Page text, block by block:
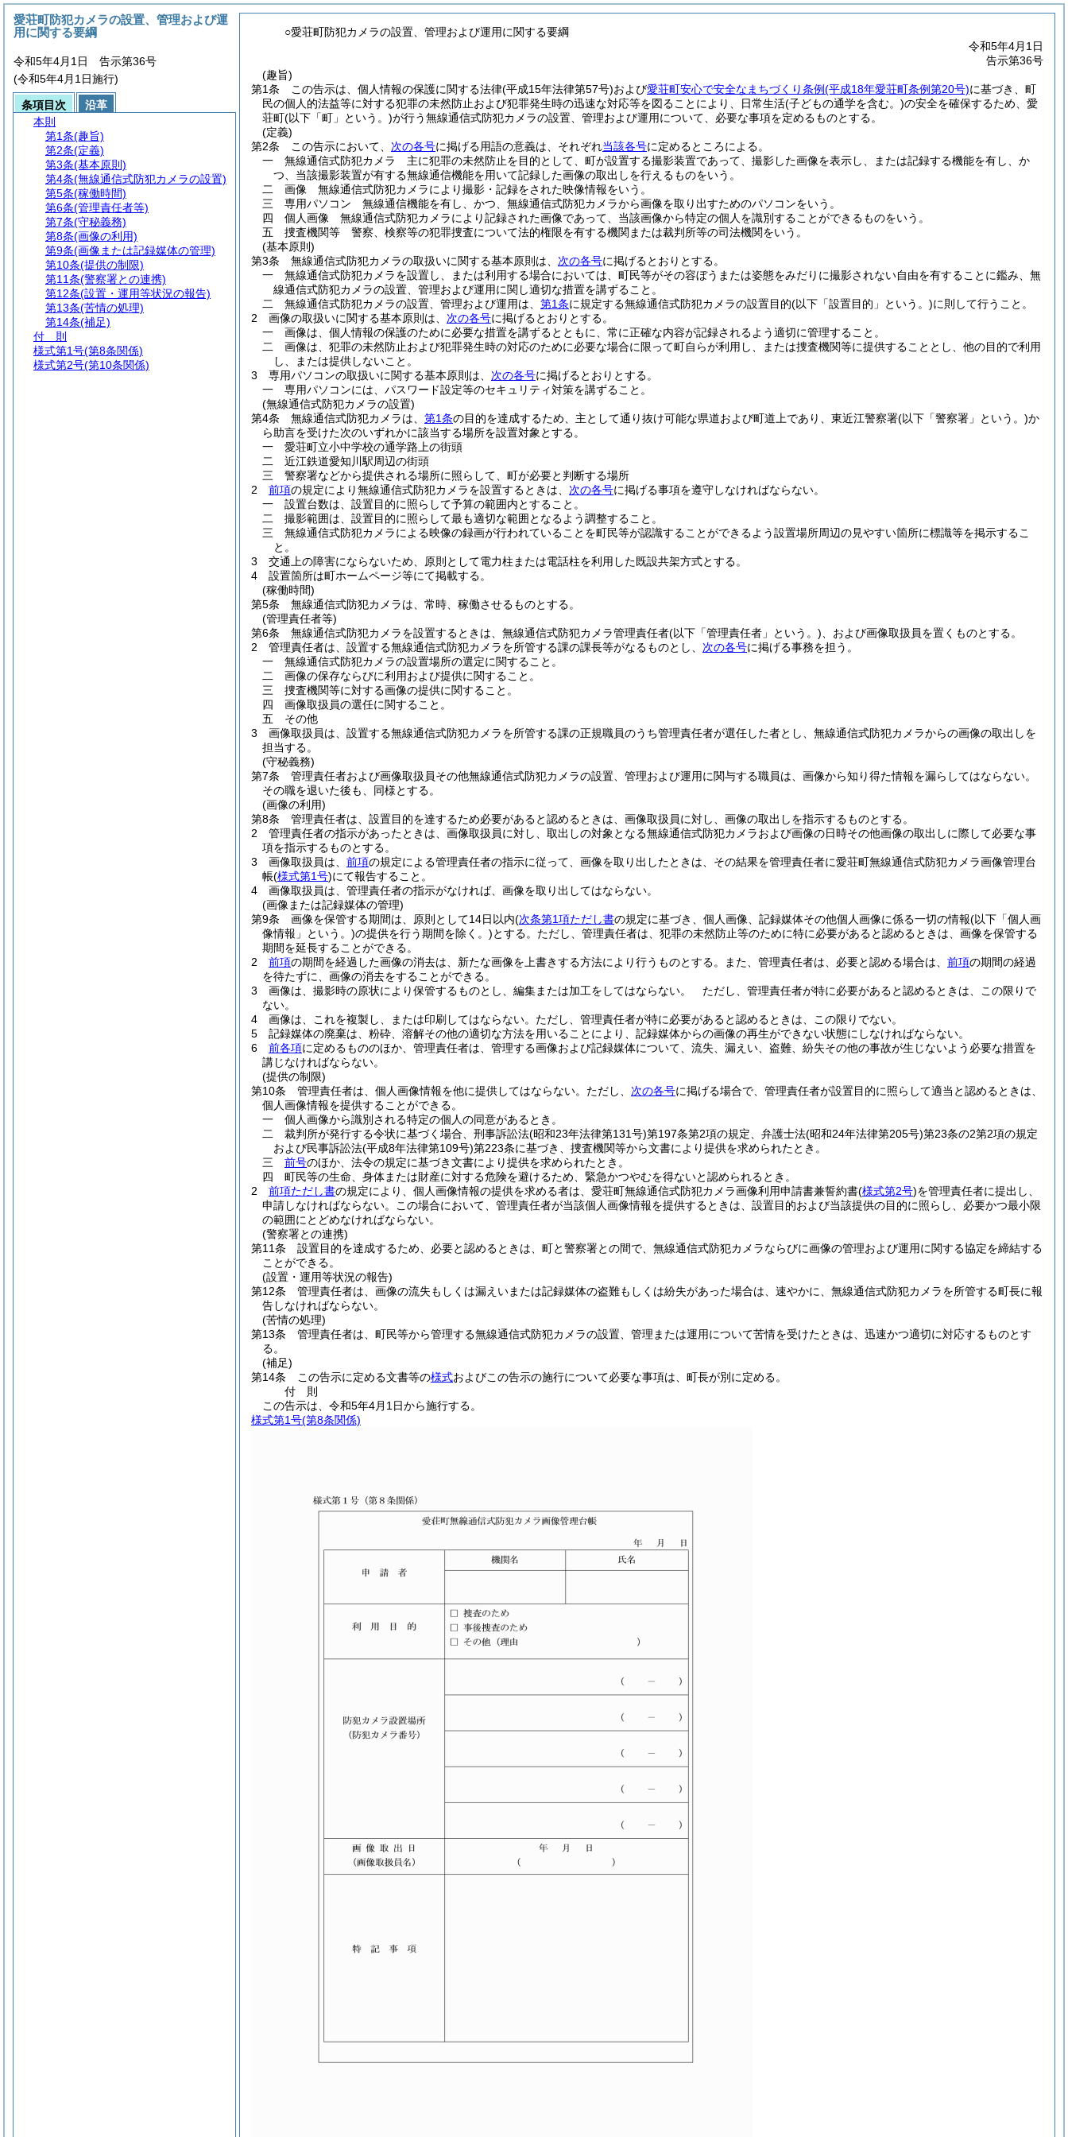
○愛荘町防犯カメラの設置、管理および運用に関する要綱
令和5年4月1日
告示第36号
(趣旨)
第1条
この告示は、個人情報の保護に関する法律(平成15年法律第57号)および愛荘町安心で安全なまちづくり条例(平成18年愛荘町条例第20号)に基づき、町
民の個人的法益等に対する犯罪の未然防止および犯罪発生時の迅速な対応等を図ることにより、日常生活(子どもの通学を含む。)の安全を確保するため、愛
荘町(以下「町」という。)が行う無線通信式防犯カメラの設置、管理および運用について、必要な事項を定めるものとする。
(定義)
第2条
この告示において、 次の各号に掲げる用語の意義は、それぞれ当該各号に定めるところによる。
一
無線通信式防犯カメラ 主に犯罪の未然防止を目的として、町が設置する撮影装置であって、撮影した画像を表示し、または記録する機能を有し、か
つ、当該撮影装置が有する無線通信機能を用いて記録した画像の取出しを行えるものをいう。
二
画像 無線通信式防犯カメラにより撮影・記録をされた映像情報をいう。
三
専用パソコン 無線通信機能を有し、かつ、無線通信式防犯カメラから画像を取り出すためのパソコンをいう。
四
個人画像 無線通信式防犯カメラにより記録された画像であって、当該画像から特定の個人を識別することができるものをいう。
五
捜査機関等 警察、検察等の犯罪捜査について法的権限を有する機関または裁判所等の司法機関をいう。
(基本原則)
第3条
無線通信式防犯カメラの取扱いに関する基本原則は、 次の各号に掲げるとおりとする。
一
無線通信式防犯カメラを設置し、または利用する場合においては、町民等がその容ぼうまたは姿態をみだりに撮影されない自由を有することに鑑み、無
線通信式防犯カメラの設置、管理および運用に関し適切な措置を講ずること。
二
無線通信式防犯カメラの設置、管理および運用は、 第1条に規定する無線通信式防犯カメラの設置目的(以下「設置目的」という。)に則して行うこと。
2
画像の取扱いに関する基本原則は、 次の各号に掲げるとおりとする。
一
画像は、個人情報の保護のために必要な措置を講ずるとともに、常に正確な内容が記録されるよう適切に管理すること。
二
画像は、犯罪の未然防止および犯罪発生時の対応のために必要な場合に限って町自らが利用し、または捜査機関等に提供することとし、他の目的で利用
し、または提供しないこと。
3
専用パソコンの取扱いに関する基本原則は、 次の各号に掲げるとおりとする。
一
専用パソコンには、パスワード設定等のセキュリティ対策を講ずること。
(無線通信式防犯カメラの設置)
第4条
無線通信式防犯カメラは、 第1条の目的を達成するため、主として通り抜け可能な県道および町道上であり、東近江警察署(以下「警察署」という。)か
ら助言を受けた次のいずれかに該当する場所を設置対象とする。
一
愛荘町立小中学校の通学路上の街頭
二
近江鉄道愛知川駅周辺の街頭
三
警察署などから提供される場所に照らして、町が必要と判断する場所
2
前項の規定により無線通信式防犯カメラを設置するときは、 次の各号に掲げる事項を遵守しなければならない。
一
設置台数は、設置目的に照らして予算の範囲内とすること。
二
撮影範囲は、設置目的に照らして最も適切な範囲となるよう調整すること。
三
無線通信式防犯カメラによる映像の録画が行われていることを町民等が認識することができるよう設置場所周辺の見やすい箇所に標識等を掲示するこ
と。
3
交通上の障害にならないため、原則として電力柱または電話柱を利用した既設共架方式とする。
4
設置箇所は町ホームページ等にて掲載する。
(稼働時間)
第5条
無線通信式防犯カメラは、常時、稼働させるものとする。
(管理責任者等)
第6条
無線通信式防犯カメラを設置するときは、無線通信式防犯カメラ管理責任者(以下「管理責任者」という。) 、および画像取扱員を置くものとする。
2
管理責任者は、設置する無線通信式防犯カメラを所管する課の課長等がなるものとし、 次の各号に掲げる事務を担う。
一
無線通信式防犯カメラの設置場所の選定に関すること。
二
画像の保存ならびに利用および提供に関すること。
三
捜査機関等に対する画像の提供に関すること。
四
画像取扱員の選任に関すること。
五
その他
3
画像取扱員は、設置する無線通信式防犯カメラを所管する課の正規職員のうち管理責任者が選任した者とし、無線通信式防犯カメラからの画像の取出しを
担当する。
(守秘義務)
第7条
管理責任者および画像取扱員その他無線通信式防犯カメラの設置、管理および運用に関与する職員は、画像から知り得た情報を漏らしてはならない。
その職を退いた後も、同様とする。
(画像の利用)
第8条
管理責任者は、設置目的を達するため必要があると認めるときは、画像取扱員に対し、画像の取出しを指示するものとする。
2
管理責任者の指示があったときは、画像取扱員に対し、取出しの対象となる無線通信式防犯カメラおよび画像の日時その他画像の取出しに際して必要な事
項を指示するものとする。
3
画像取扱員は、 前項の規定による管理責任者の指示に従って、画像を取り出したときは、その結果を管理責任者に愛荘町無線通信式防犯カメラ画像管理台
帳(様式第1号)にて報告すること。
4
画像取扱員は、管理責任者の指示がなければ、画像を取り出してはならない。
(画像または記録媒体の管理)
第9条
画像を保管する期間は、原則として14日以内(次条第1項ただし書の規定に基づき、個人画像、記録媒体その他個人画像に係る一切の情報(以下「個人画
像情報」という。)の提供を行う期間を除く。)とする。 ただし、管理責任者は、犯罪の未然防止等のために特に必要があると認めるときは、画像を保管する
期間を延長することができる。
2
前項の期間を経過した画像の消去は、新たな画像を上書きする方法により行うものとする。 また、管理責任者は、必要と認める場合は、 前項の期間の経過
を待たずに、画像の消去をすることができる。
3
画像は、撮影時の原状により保管するものとし、編集または加工をしてはならない。
ただし、管理責任者が特に必要があると認めるときは、この限りで
ない。
4
画像は、これを複製し、または印刷してはならない。 ただし、管理責任者が特に必要があると認めるときは、この限りでない。
5
記録媒体の廃棄は、粉砕、溶解その他の適切な方法を用いることにより、記録媒体からの画像の再生ができない状態にしなければならない。
6
前各項に定めるもののほか、管理責任者は、管理する画像および記録媒体について、流失、漏えい、盗難、紛失その他の事故が生じないよう必要な措置を
講じなければならない。
(提供の制限)
第10条
管理責任者は、個人画像情報を他に提供してはならない。 ただし、 次の各号に掲げる場合で、管理責任者が設置目的に照らして適当と認めるときは、
個人画像情報を提供することができる。
一
個人画像から識別される特定の個人の同意があるとき。
二
裁判所が発行する令状に基づく場合、刑事訴訟法(昭和23年法律第131号)第197条第2項の規定、弁護士法(昭和24年法律第205号)第23条の2第2項の規定
および民事訴訟法(平成8年法律第109号)第223条に基づき、捜査機関等から文書により提供を求められたとき。
三
前号のほか、法令の規定に基づき文書により提供を求められたとき。
四
町民等の生命、身体または財産に対する危険を避けるため、緊急かつやむを得ないと認められるとき。
2
前項ただし書の規定により、個人画像情報の提供を求める者は、愛荘町無線通信式防犯カメラ画像利用申請書兼誓約書(様式第2号)を管理責任者に提出し、
申請しなければならない。
この場合において、管理責任者が当該個人画像情報を提供するときは、設置目的および当該提供の目的に照らし、必要かつ最小限
の範囲にとどめなければならない。
(警察署との連携)
第11条
設置目的を達成するため、必要と認めるときは、町と警察署との間で、無線通信式防犯カメラならびに画像の管理および運用に関する協定を締結する
ことができる。
(設置・運用等状況の報告)
第12条
管理責任者は、画像の流失もしくは漏えいまたは記録媒体の盗難もしくは紛失があった場合は、速やかに、無線通信式防犯カメラを所管する町長に報
告しなければならない。
(苦情の処理)
第13条
管理責任者は、町民等から管理する無線通信式防犯カメラの設置、管理または運用について苦情を受けたときは、迅速かつ適切に対応するものとす
る。
(補足)
第14条
この告示に定める文書等の様式およびこの告示の施行について必要な事項は、町長が別に定める。
付 則
この告示は、令和5年4月1日から施行する。
様式第1号(第8条関係)
愛荘町防犯カメラの設置、管理および運
用に関する要綱
令和5年4月1日 告示第36号
(令和5年4月1日施行)
条項目次
沿革
本則
第1条(趣旨)
第2条(定義)
第3条(基本原則)
第4条(無線通信式防犯カメラの設置)
第5条(稼働時間)
第6条(管理責任者等)
第7条(守秘義務)
第8条(画像の利用)
第9条(画像または記録媒体の管理)
第10条(提供の制限)
第11条(警察署との連携)
第12条(設置・運用等状況の報告)
第13条(苦情の処理)
第14条(補足)
付 則
様式第1号(第8条関係)
様式第2号(第10条関係)